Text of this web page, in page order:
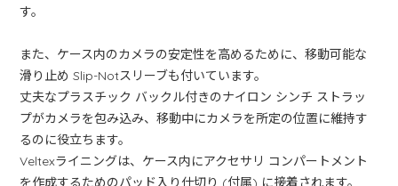
す。
また、ケース内のカメラの安定性を高めるために、移動可能な
滑り止め Slip-Notスリーブも付いています。
丈夫なプラスチック バックル付きのナイロン シンチ ストラッ
プがカメラを包み込み、移動中にカメラを所定の位置に維持す
るのに役立ちます。
Veltexライニングは、ケース内にアクセサリ コンパートメント
を作成するためのパッド入り仕切り (付属) に接着されます。